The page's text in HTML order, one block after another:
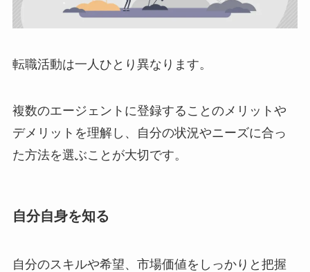
転職活動は一人ひとり異なります。
複数のエージェントに登録することのメリットや
デメリットを理解し、自分の状況やニーズに合っ
た方法を選ぶことが大切です。
自分自身を知る
自分のスキルや希望、市場価値をしっかりと把握